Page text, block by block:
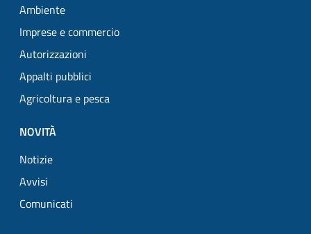
Ambiente
Imprese e commercio
Autorizzazioni
Appalti pubblici
Agricoltura e pesca
NOVITÀ
Notizie
Avvisi
Comunicati